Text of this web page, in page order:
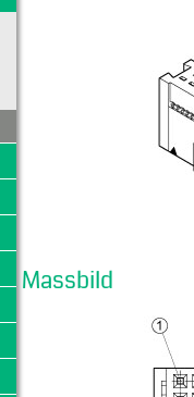
Massbild